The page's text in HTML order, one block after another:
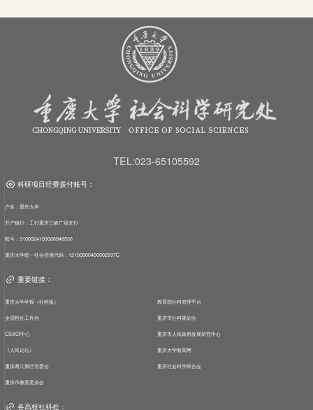
TEL:023-65105592
科研项目经费拨付账号：
户名：重庆大学
开户银行：工行重庆三峡广场支行
账号：3100024109008948536
重庆大学统一社会信用代码：12100000400002697C
重要链接：
重庆大学学报（社科版） 教育部社科管理平台
全国哲社工作办 重庆市社科规划办
CSSCI中心 重庆市人民政府发展研究中心
《人民论坛》 重庆大学新闻网
重庆两江新区管委会 重庆社会科学联合会
重庆市教育委员会
各高校社科处：